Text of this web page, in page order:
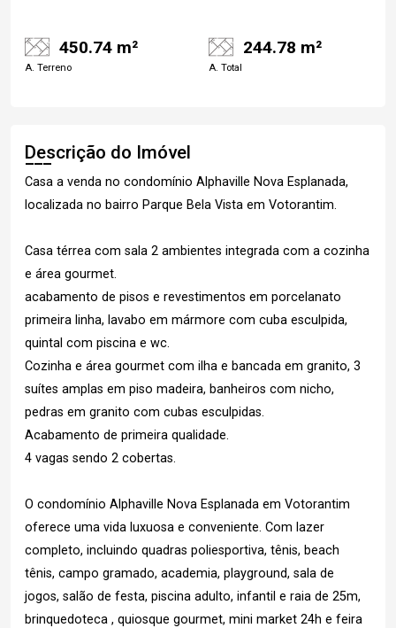
450.74 m²
A. Terreno
244.78 m²
A. Total
Descrição do Imóvel
Casa a venda no condomínio Alphaville Nova Esplanada,
localizada no bairro Parque Bela Vista em Votorantim.
Casa térrea com sala 2 ambientes integrada com a cozinha
e área gourmet.
acabamento de pisos e revestimentos em porcelanato
primeira linha, lavabo em mármore com cuba esculpida,
quintal com piscina e wc.
Cozinha e área gourmet com ilha e bancada em granito, 3
suítes amplas em piso madeira, banheiros com nicho,
pedras em granito com cubas esculpidas.
Acabamento de primeira qualidade.
4 vagas sendo 2 cobertas.
O condomínio Alphaville Nova Esplanada em Votorantim
oferece uma vida luxuosa e conveniente. Com lazer
completo, incluindo quadras poliesportiva, tênis, beach
tênis, campo gramado, academia, playground, sala de
jogos, salão de festa, piscina adulto, infantil e raia de 25m,
brinquedoteca , quiosque gourmet, mini market 24h e feira